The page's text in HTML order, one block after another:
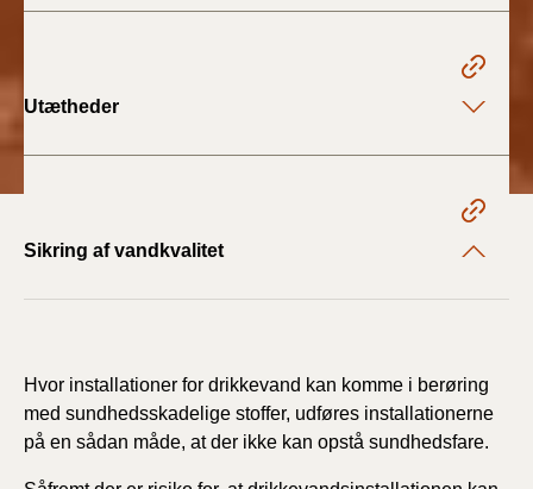
Utætheder
Sikring af vandkvalitet
Hvor installationer for drikkevand kan komme i berøring
med sundhedsskadelige stoffer, udføres installationerne
på en sådan måde, at der ikke kan opstå sundhedsfare.